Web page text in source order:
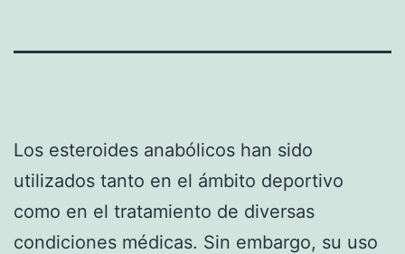
Los esteroides anabólicos han sido
utilizados tanto en el ámbito deportivo
como en el tratamiento de diversas
condiciones médicas. Sin embargo, su uso